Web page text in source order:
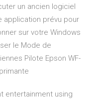
un ancien logiciel
application prévu pour
sur votre Windows
le Mode de
Pilote Epson WF-
entertainment using